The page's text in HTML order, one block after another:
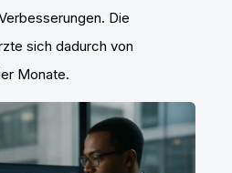
Die
sich dadurch von
Monate.